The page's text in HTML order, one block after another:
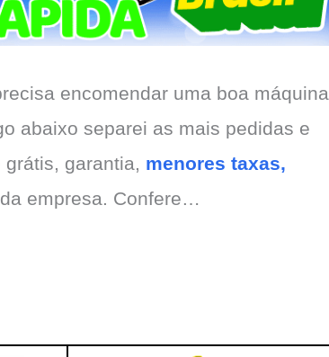
encomendar uma boa máquina
abaixo separei as mais pedidas e
garantia, menores taxas,
empresa. Confere…